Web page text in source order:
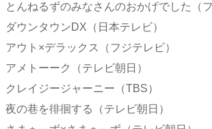
とんねるずのみなさんのおかげでした（
ダウンタウンDX（日本テレビ）
アウト×デラックス（フジテレビ）
アメトーーク（テレビ朝日）
クレイジージャーニー（TBS）
夜の巷を徘徊する（テレビ朝日）